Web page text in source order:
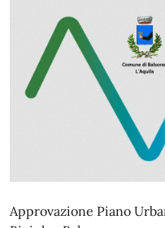
Approvazione Piano